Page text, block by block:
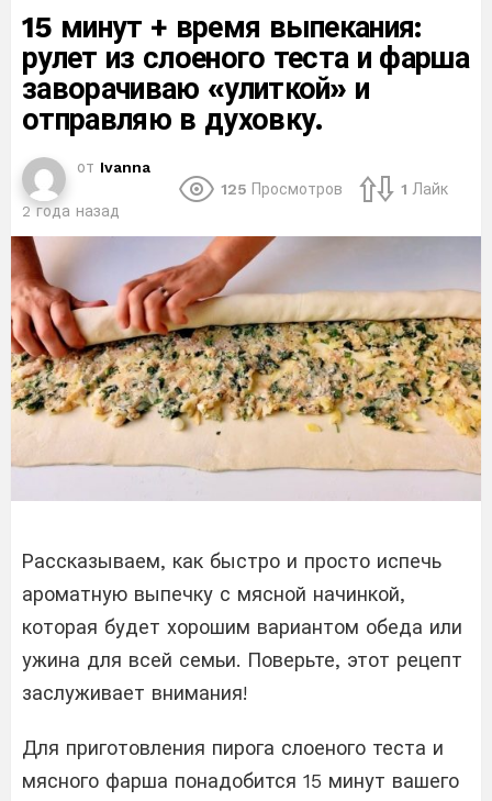
15 минут + время выпекания:
рулет из слоеного теста и фарша
заворачиваю «улиткой» и
отправляю в духовку.
от Ivanna
2 года назад
125 Просмотров 1 Лайк
Рассказываем, как быстро и просто испечь
ароматную выпечку с мясной начинкой,
которая будет хорошим вариантом обеда или
ужина для всей семьи. Поверьте, этот рецепт
заслуживает внимания!
Для приготовления пирога слоеного теста и
мясного фарша понадобится 15 минут вашего